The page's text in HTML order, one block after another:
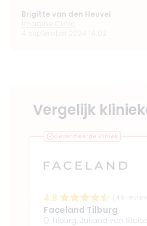
Brigitte van den Heuvel
Vergelijk
Geverifieerde kliniek
4.8
Faceland Tilburg